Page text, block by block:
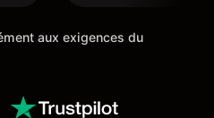
aux exigences du